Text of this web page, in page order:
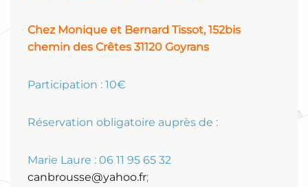
Chez Monique et Bernard Tissot, 152bis
chemin des Crêtes 31120 Goyrans
Participation : 10€
Réservation obligatoire auprès de :
Marie Laure : 06 11 95 65 32
canbrousse@yahoo.fr;